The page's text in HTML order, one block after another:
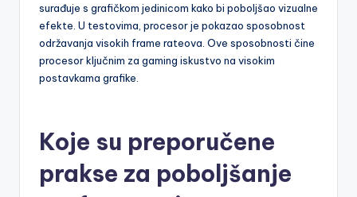
grafike u zahtjevnim igrama. Osim toga, procesor
surađuje s grafičkom jedinicom kako bi poboljšao vizualne
efekte. U testovima, procesor je pokazao sposobnost
održavanja visokih frame rateova. Ove sposobnosti čine
procesor ključnim za gaming iskustvo na visokim
Koje su preporučene